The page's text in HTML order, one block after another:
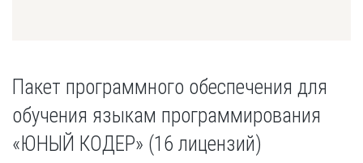
Пакет программного обеспечения для
обучения языкам программирования
«ЮНЫЙ КОДЕР» (16 лицензий)